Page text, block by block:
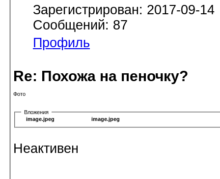
Зарегистрирован: 2017-09-14
Сообщений: 87
Профиль
Re: Похожа на пеночку?
Фото
Вложения
image.jpeg
image.jpeg
Неактивен